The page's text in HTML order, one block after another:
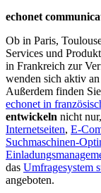
echonet
Ob in Paris,
Services und
in Frankreich zur
wenden sich aktiv
Außerdem finden
echonet in
entwickeln nicht
Internetseiten, E-
Suchmaschinen-
das Umfragesystem
angeboten.